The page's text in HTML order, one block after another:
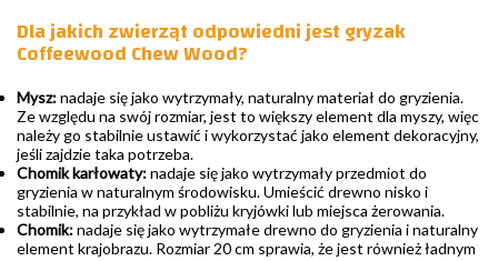
Dla jakich zwierząt odpowiedni jest gryzak
Coffeewood Chew Wood?
Mysz:nadaje się jako wytrzymały, naturalny materiał do gryzienia.
Ze względu na swój rozmiar, jest to większy element dla myszy, więc
należy go stabilnie ustawić i wykorzystać jako element dekoracyjny,
jeśli zajdzie taka potrzeba.
Chomik karłowaty:nadaje się jako wytrzymały przedmiot do
gryzienia w naturalnym środowisku. Umieścić drewno nisko i
stabilnie, na przykład w pobliżu kryjówki lub miejsca żerowania.
Chomik:nadaje się jako wytrzymałe drewno do gryzienia i naturalny
element krajobrazu. Rozmiar 20 cm sprawia, że jest również ładnym